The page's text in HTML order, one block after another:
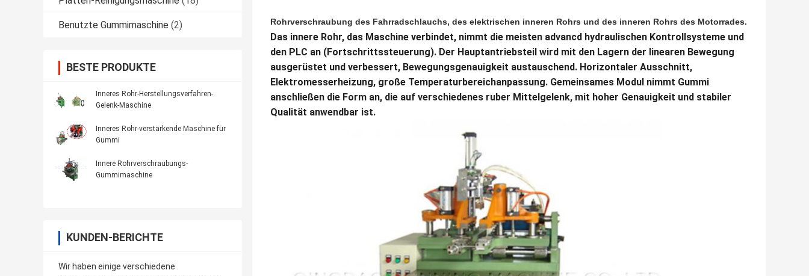
Benutzte Gummimaschine (2)
BESTE PRODUKTE
Inneres Rohr-Herstellungsverfahren-
Gelenk-Maschine
Inneres Rohr-verstärkende Maschine für
Gummi
Innere Rohrverschraubungs-
Gummimaschine
KUNDEN-BERICHTE
Wir haben einige verschiedene
Rohrverschraubung des Fahrradschlauchs, des elektrischen inneren Rohrs und des inneren Rohrs des Motorrades.
Das innere Rohr, das Maschine verbindet, nimmt die meisten advancd hydraulischen Kontrollsysteme und
den PLC an (Fortschrittssteuerung). Der Hauptantriebsteil wird mit den Lagern der linearen Bewegung
ausgerüstet und verbessert, Bewegungsgenauigkeit austauschend. Horizontaler Ausschnitt,
Elektromesserheizung, große Temperaturbereichanpassung. Gemeinsames Modul nimmt Gummi
anschließen die Form an, die auf verschiedenes ruber Mittelgelenk, mit hoher Genauigkeit und stabiler
Qualität anwendbar ist.